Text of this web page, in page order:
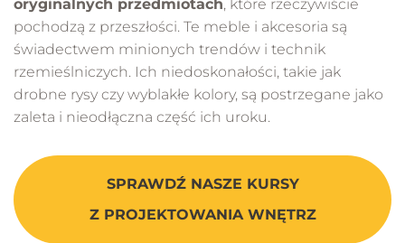
oryginalnych przedmiotach, które rzeczywiście
pochodzą z przeszłości. Te meble i akcesoria są
świadectwem minionych trendów i technik
rzemieślniczych. Ich niedoskonałości, takie jak
drobne rysy czy wyblakłe kolory, są postrzegane jako
zaleta i nieodłączna część ich uroku.
SPRAWDŹ NASZE KURSY
Z PROJEKTOWANIA WNĘTRZ